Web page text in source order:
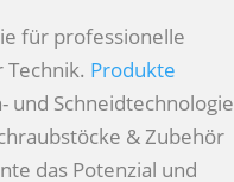
für professionelle
Produkte
und Schneidtechnologie
& Zubehör
das Potenzial und